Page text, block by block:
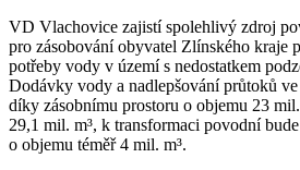
VD Vlachovice zajistí spolehlivý zdroj
pro zásobování obyvatel Zlínského kraje
potřeby vody v území s nedostatkem
Dodávky vody a nadlepšování průtoků
díky zásobnímu prostoru o objemu 23
29,1 mil. m³, k transformaci povodní
o objemu téměř 4 mil. m³.